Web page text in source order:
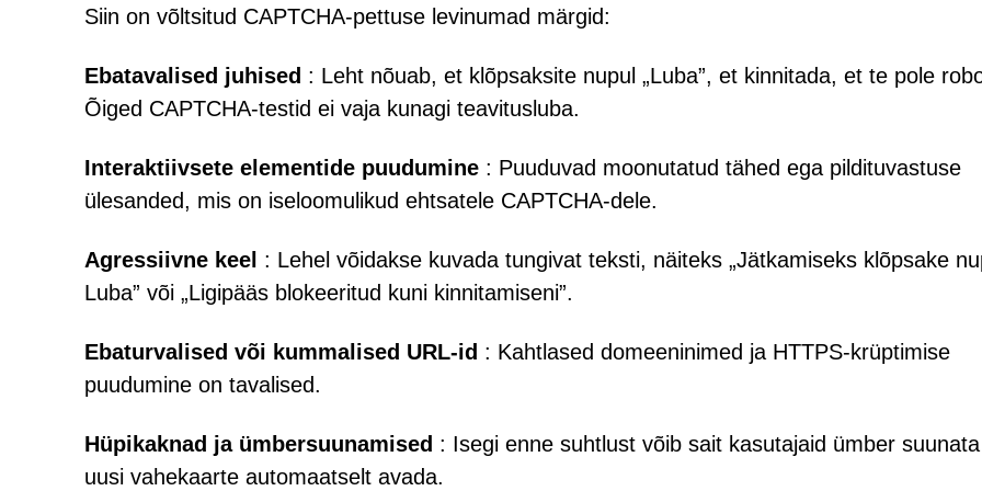
Siin on võltsitud CAPTCHA-pettuse levinumad märgid:
Ebatavalised juhised : Leht nõuab, et klõpsaksite nupul „Luba”, et kinnitada, et te pole
Õiged CAPTCHA-testid ei vaja kunagi teavitusluba.
Interaktiivsete elementide puudumine : Puuduvad moonutatud tähed ega pildituvastuse
ülesanded, mis on iseloomulikud ehtsatele CAPTCHA-dele.
Agressiivne keel : Lehel võidakse kuvada tungivat teksti, näiteks „Jätkamiseks klõpsake
Luba” või „Ligipääs blokeeritud kuni kinnitamiseni”.
Ebaturvalised või kummalised URL-id : Kahtlased domeeninimed ja HTTPS-krüptimise
puudumine on tavalised.
Hüpikaknad ja ümbersuunamised : Isegi enne suhtlust võib sait kasutajaid ümber
uusi vahekaarte automaatselt avada.